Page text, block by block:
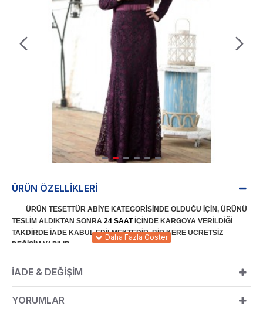
ÜRÜN ÖZELLIKLERI
ÜRÜN TESETTÜR ABİYE KATEGORİSİNDE OLDUĞU İÇİN, ÜRÜNÜ
TESLİM ALDIKTAN SONRA 24 SAATİÇİNDE KARGOYA VERİLDİĞİ
TAKDİRDE İADE KABUL EDİLMEKTEDİR. BİR KERE ÜCRETSİZ
DEĞİŞİM YAPILIR.
%80 Pamuk %20
ÜRÜN BOYU: 155
İADE & DEĞIŞIM
YORUMLAR